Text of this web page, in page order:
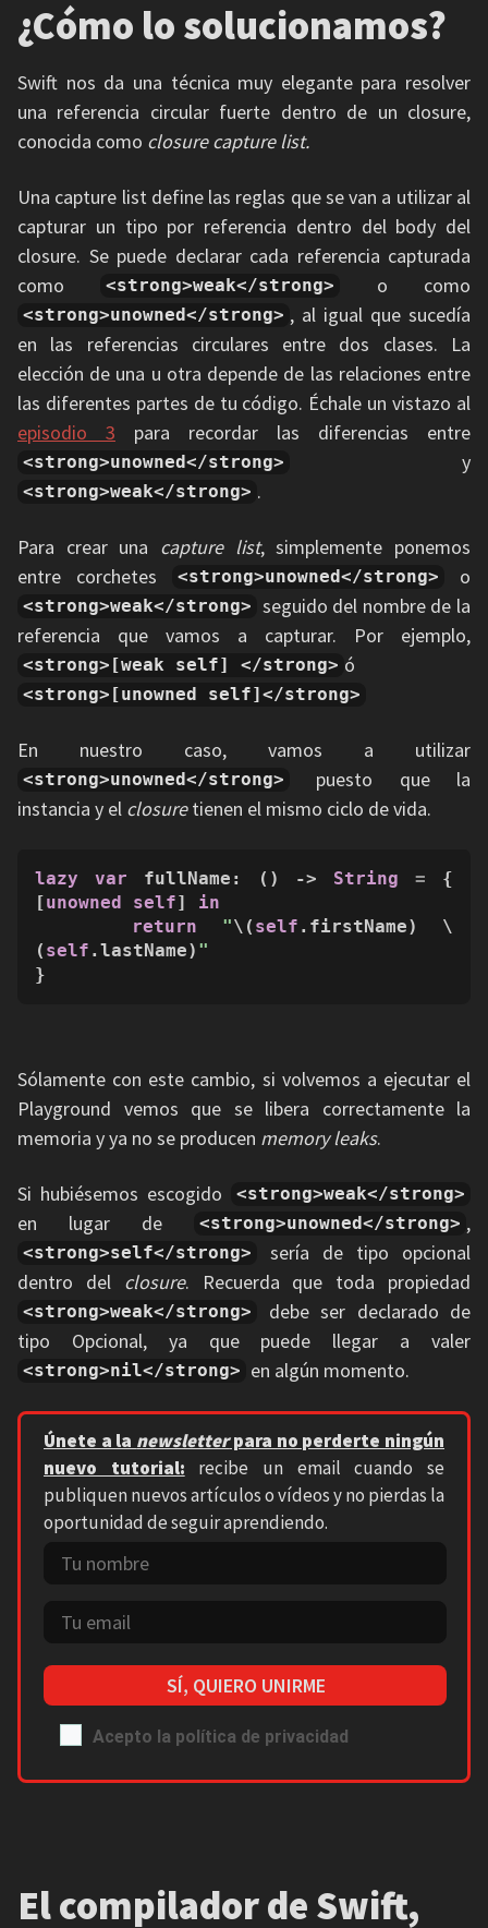
¿Cómo lo solucionamos?
Swift nos da una técnica muy elegante para resolver
una referencia circular fuerte dentro de un closure,
conocida como closure capture list.
Una capture list define las reglas que se van a utilizar al
capturar un tipo por referencia dentro del body del
closure. Se puede declarar cada referencia capturada
como
<strong>weak</strong> o como
<strong>unowned</strong> , al igual que sucedía
en las referencias circulares entre dos clases. La
elección de una u otra depende de las relaciones entre
las diferentes partes de tu código. Échale un vistazo al
episodio 3 para recordar las diferencias entre
<strong>unowned</strong> y
<strong>weak</strong> .
Para crear una capture list, simplemente ponemos
entre corchetes
<strong>unowned</strong> o
<strong>weak</strong> seguido del nombre de la
referencia que vamos a capturar. Por ejemplo,
<strong>[weak self] </strong> ó
<strong>[unowned self]</strong>
En nuestro caso, vamos a utilizar
<strong>unowned</strong>
puesto que la
instancia y el closuretienen el mismo ciclo de vida.
lazy var fullName: () -> String = {
[unowned self] in
return
"\( self .firstName)
\
( self .lastName) "
}
Sólamente con este cambio, si volvemos a ejecutar el
Playground vemos que se libera correctamente la
memoria y ya no se producen memory leaks.
Si hubiésemos escogido <strong>weak</strong>
en lugar de <strong>unowned</strong> ,
<strong>self</strong>
sería de tipo opcional
dentro del closure. Recuerda que toda propiedad
<strong>weak</strong>
debe ser declarado de
tipo Opcional, ya que puede llegar a valer
<strong>nil</strong> en algún momento.
Únete a la newsletterpara no perderte ningún
nuevo tutorial:
recibe un email cuando se
publiquen nuevos artículos o vídeos y no pierdas la
oportunidad de seguir aprendiendo.
SÍ, QUIERO UNIRME
Acepto la política de privacidad
El compilador de Swift,